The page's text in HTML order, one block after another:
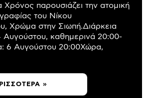
Χρόνος παρουσιάζει την ατομική
του Νίκου
Χρώμα στην Σιωπή.Διάρκεια
Αυγούστου, καθημερινά 20:00-
6 Αυγούστου 20:00Χώρα,
»